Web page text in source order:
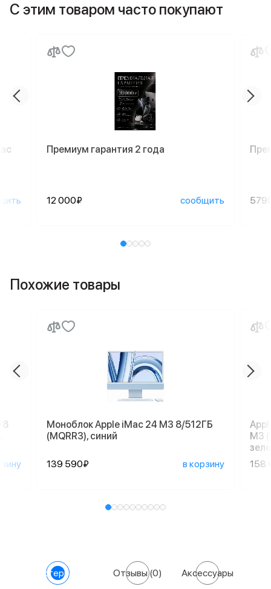
С этим товаром часто покупают
Премиум гарантия 2 года
12 000₽ сообщить
Похожие товары
Моноблок Apple iMac 24 M3 8/512ГБ
(MQRR3), синий
139 590₽ в корзину
M3
158
Характеристики Отзывы(0) Аксессуары